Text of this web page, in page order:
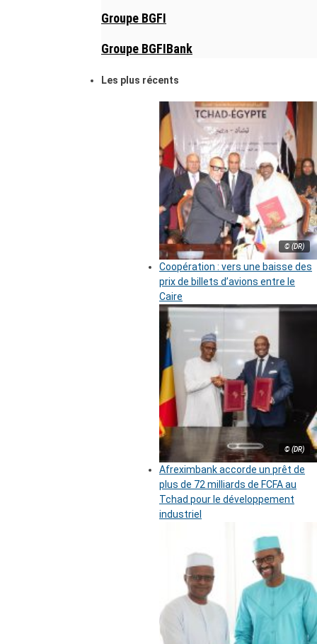
Groupe BGFI
Groupe BGFIBank
Les plus récents
© (DR)
Coopération : vers une baisse des
prix de billets d’avions entre le
Caire
© (DR)
Afreximbank accorde un prêt de
plus de 72 milliards de FCFA au
Tchad pour le développement
industriel